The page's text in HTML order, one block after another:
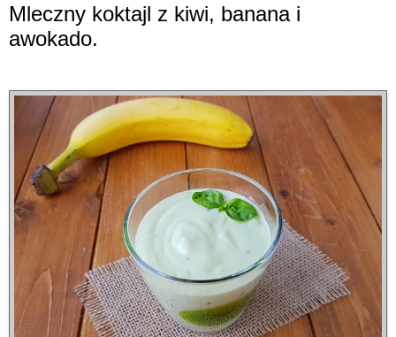
Mleczny koktajl z kiwi, banana i
awokado.